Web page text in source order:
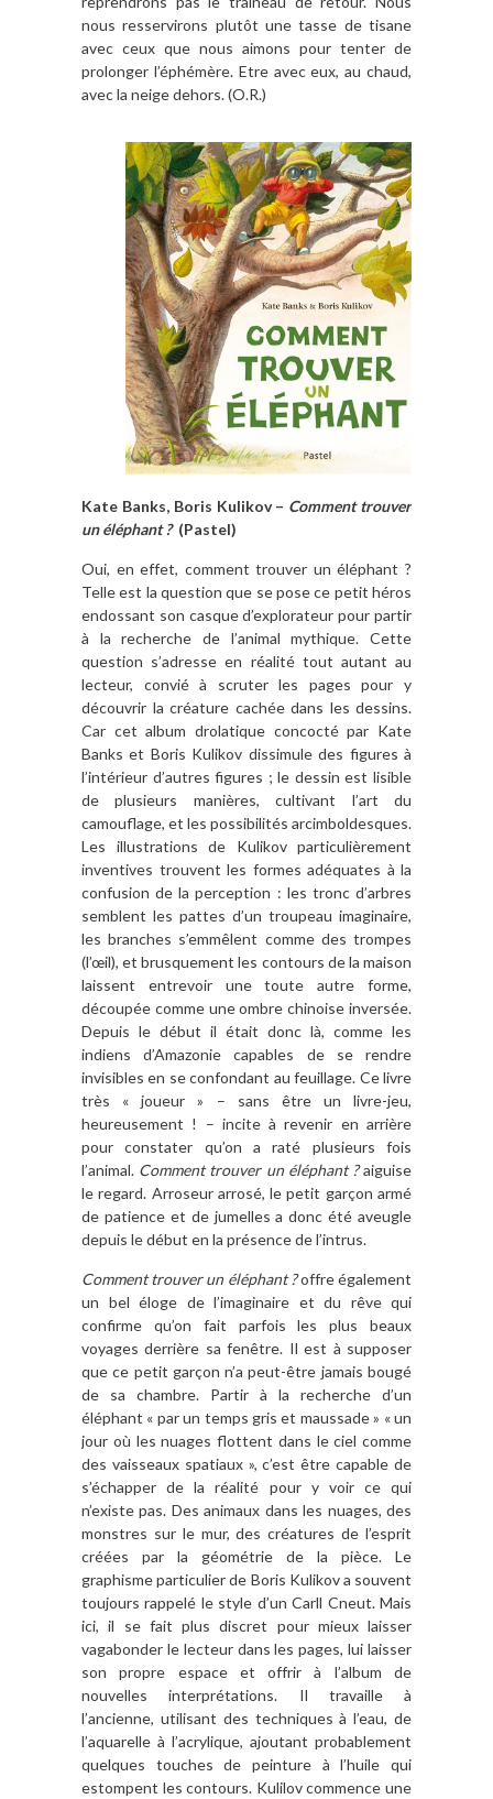
nous resservirons plutôt une tasse de tisane
avec ceux que nous aimons pour tenter de
prolonger l’éphémère. Etre avec eux, au chaud,
avec la neige dehors. (O.R.)
Kate Banks, Boris Kulikov – Comment trouver
un éléphant ?(Pastel)
Oui, en effet, comment trouver un éléphant ?
Telle est la question que se pose ce petit héros
endossant son casque d’explorateur pour partir
à la recherche de l’animal mythique. Cette
question s’adresse en réalité tout autant au
lecteur, convié à scruter les pages pour y
découvrir la créature cachée dans les dessins.
Car cet album drolatique concocté par Kate
Banks et Boris Kulikov dissimule des figures à
l’intérieur d’autres figures ; le dessin est lisible
de plusieurs manières, cultivant l’art du
camouflage, et les possibilités arcimboldesques.
Les illustrations de Kulikov particulièrement
inventives trouvent les formes adéquates à la
confusion de la perception : les tronc d’arbres
semblent les pattes d’un troupeau imaginaire,
les branches s’emmêlent comme des trompes
(l’œil), et brusquement les contours de la maison
laissent entrevoir une toute autre forme,
découpée comme une ombre chinoise inversée.
Depuis le début il était donc là, comme les
indiens d’Amazonie capables de se rendre
invisibles en se confondant au feuillage. Ce livre
très « joueur » – sans être un livre-jeu,
heureusement ! – incite à revenir en arrière
pour constater qu’on a raté plusieurs fois
l’animal. Comment trouver un éléphant ?aiguise
le regard. Arroseur arrosé, le petit garçon armé
de patience et de jumelles a donc été aveugle
depuis le début en la présence de l’intrus.
Comment trouver un éléphant ?offre également
un bel éloge de l’imaginaire et du rêve qui
confirme qu’on fait parfois les plus beaux
voyages derrière sa fenêtre. Il est à supposer
que ce petit garçon n’a peut-être jamais bougé
de sa chambre. Partir à la recherche d’un
éléphant « par un temps gris et maussade » « un
jour où les nuages flottent dans le ciel comme
des vaisseaux spatiaux », c’est être capable de
s’échapper de la réalité pour y voir ce qui
n’existe pas. Des animaux dans les nuages, des
monstres sur le mur, des créatures de l’esprit
créées par la géométrie de la pièce. Le
graphisme particulier de Boris Kulikov a souvent
toujours rappelé le style d’un Carll Cneut. Mais
ici, il se fait plus discret pour mieux laisser
vagabonder le lecteur dans les pages, lui laisser
son propre espace et offrir à l’album de
nouvelles interprétations. Il travaille à
l’ancienne, utilisant des techniques à l’eau, de
l’aquarelle à l’acrylique, ajoutant probablement
quelques touches de peinture à l’huile qui
estompent les contours. Kulilov commence une